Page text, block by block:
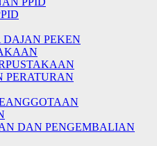
DAJAN PEKEN
PERATURAN
DAN PENGEMBALIAN